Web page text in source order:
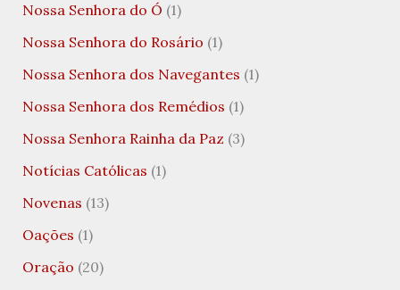
Nossa Senhora do Ó (1)
Nossa Senhora do Rosário (1)
Nossa Senhora dos Navegantes (1)
Nossa Senhora dos Remédios (1)
Nossa Senhora Rainha da Paz (3)
Notícias Católicas (1)
Novenas (13)
Oações (1)
Oração (20)